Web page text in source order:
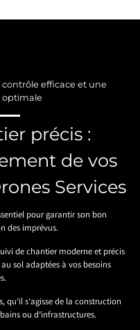
efficace et une
précis :
de vos
Services
pour garantir son bon
des imprévus.
de chantier moderne et précis
sol adaptées à vos besoins
qu’il s’agisse de la construction
ou d’infrastructures.